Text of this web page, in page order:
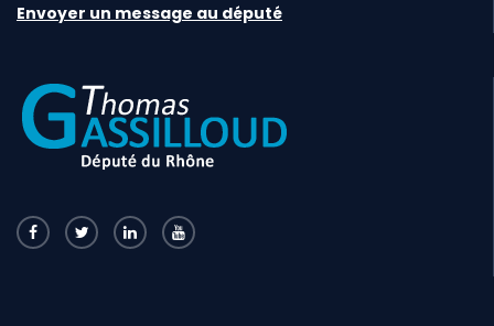
Envoyer un message au député